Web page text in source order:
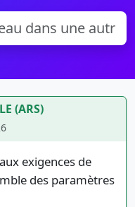
(ARS)
exigences de
des paramètres